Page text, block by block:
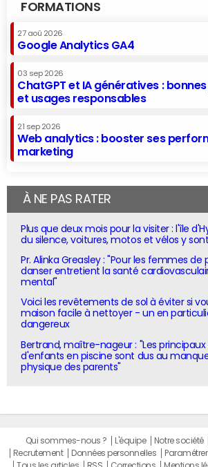
FORMATIONS
27 aoû 2026
Google Analytics GA4
03 sep 2026
ChatGPT et IA génératives :
et usages responsables
21 sep 2026
Web analytics : booster ses
marketing
À NE PAS RATER
Plus que deux mois pour la visiter : l'île
du silence, voitures, motos et vélos y
Pr. Alinka Greasley : "Pour les femmes de
danser entretient la santé
mental"
Voici les revêtements de sol à éviter si
maison facile à nettoyer - un en
dangereux
Bertrand, maître-nageur : "Les
d'enfants en piscine sont dus au
physique des parents"
Qui sommes-nous ? L'équipe Notre société
Recrutement
Données personnelles
Tous les articles
RSS Corrections Mentions